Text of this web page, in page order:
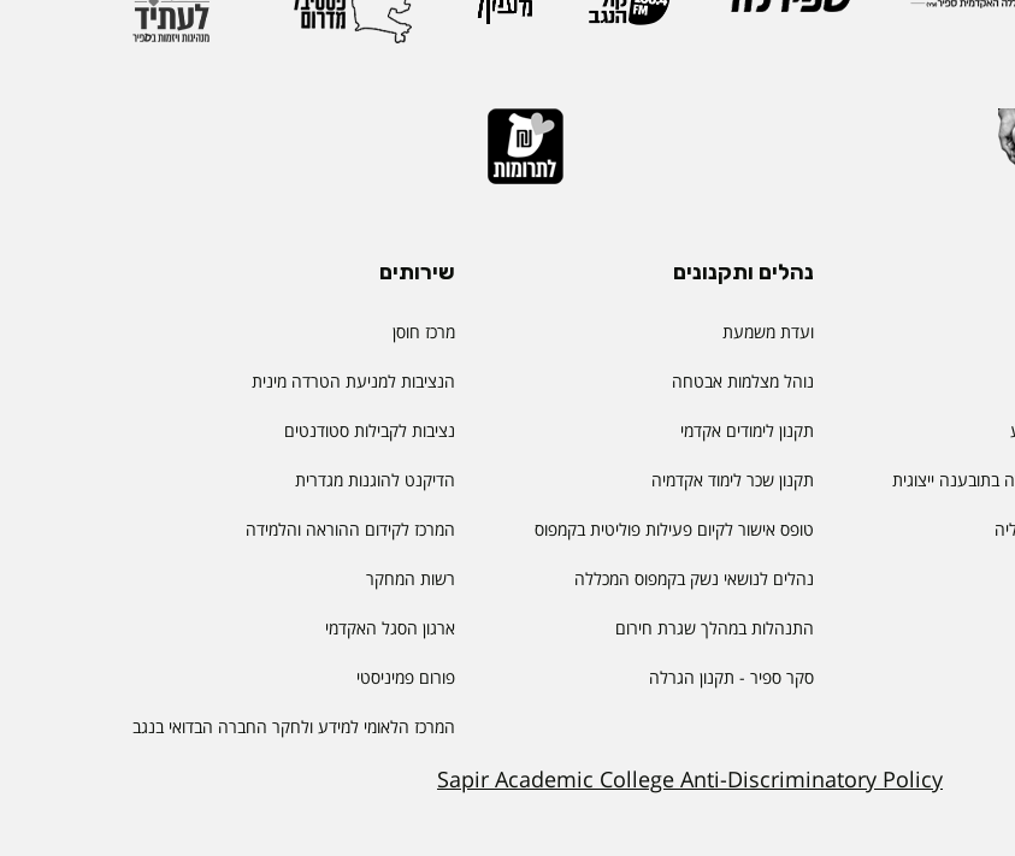
ייצוגית
נהלים ותקנונים
ועדת משמעת
נוהל מצלמות אבטחה
תקנון לימודים אקדמי
תקנון שכר לימוד אקדמיה
טופס אישור לקיום פעילות פוליטית בקמפוס
נהלים לנושאי נשק בקמפוס המכללה
התנהלות במהלך שגרת חירום
סקר ספיר - תקנון הגרלה
שירותים
מרכז חוסן
הנציבות למניעת הטרדה מינית
נציבות לקבילות סטודנטים
הדיקנט להוגנות מגדרית
המרכז לקידום ההוראה והלמידה
רשות המחקר
ארגון הסגל האקדמי
פורום פמיניסטי
המרכז הלאומי למידע ולחקר החברה הבדואי בנגב
Sapir Academic College Anti-Discriminatory Policy